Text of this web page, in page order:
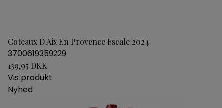
Coteaux D Aix En Provence Escale 2024
3700619359229
139,95 DKK
Vis produkt
Nyhed